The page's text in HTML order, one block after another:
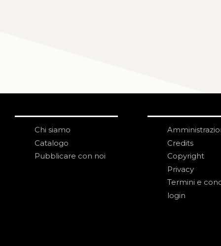
Chi siamo
Catalogo
Pubblicare con noi
Credits
Copyright
Privacy
Termini e
login